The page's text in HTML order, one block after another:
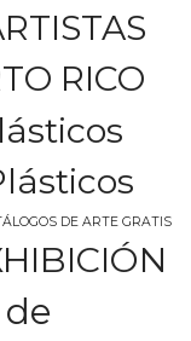
RICO
DE ARTE GRATIS